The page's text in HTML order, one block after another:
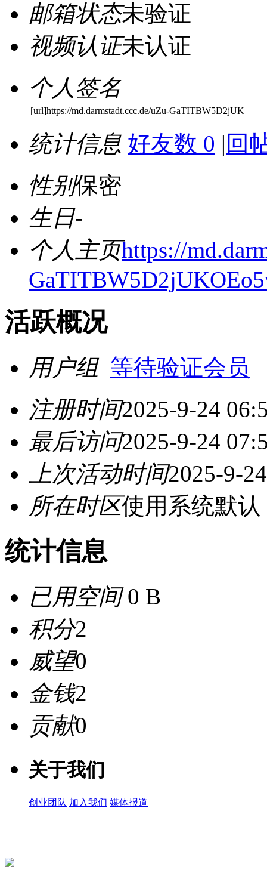
邮箱状态未验证
视频认证未认证
个人签名
[url]https://md.darmstadt.ccc.de/uZu-GaTITBW5D2jUK
统计信息 好友数 0 | 回
性别保密
生日-
个人主页https://
活跃概况
用户组 等待验证会员
注册时间2025-9-24
最后访问2025-9-24
上次活动时间2025-9-
所在时区使用系统默认
统计信息
已用空间0 B
积分2
威望0
金钱2
贡献0
关于我们
创业团队 加入我们 媒体报道